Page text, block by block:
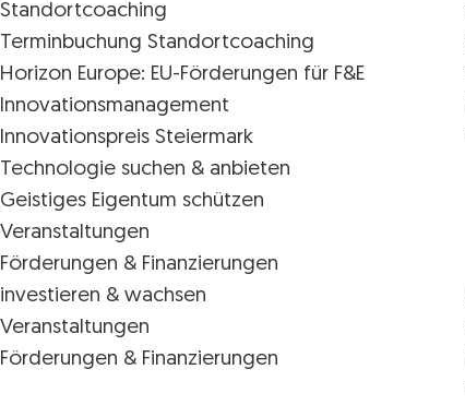
Standortcoaching
Terminbuchung Standortcoaching
Horizon Europe: EU-Förderungen für F&E
Innovations­management
Innovationspreis Steiermark
Technologie suchen & anbieten
Geistiges Eigentum schützen
Veranstaltungen
Förderungen & Finanzierungen
investieren & wachsen
Veranstaltungen
Förderungen & Finanzierungen